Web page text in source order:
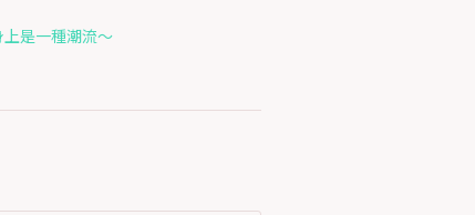
是一種潮流～